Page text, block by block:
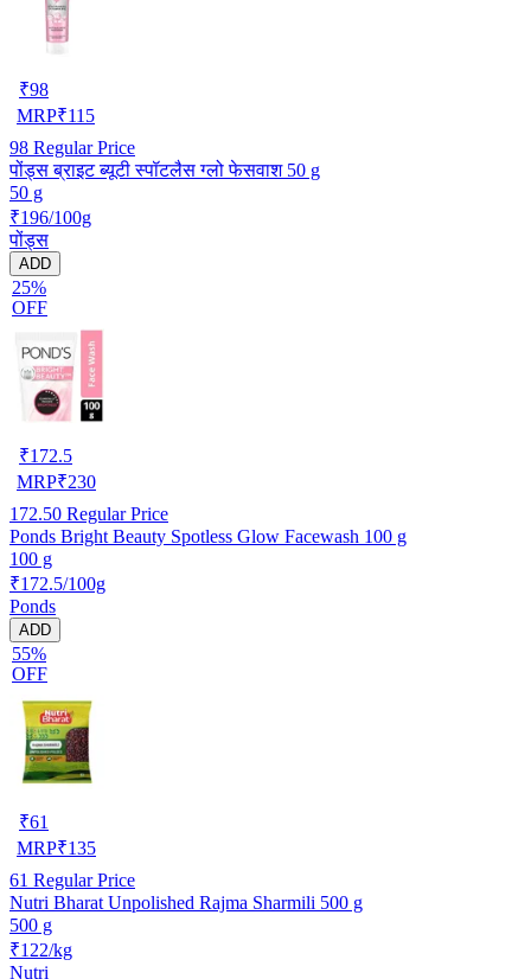
₹98
MRP₹115
98 Regular Price
पोंड्स ब्राइट ब्यूटी स्पॉटलैस ग्लो फेसवाश 50 g
50 g
₹196/100g
पोंड्स
ADD
25%
OFF
₹172.5
MRP₹230
172.50 Regular Price
Ponds Bright Beauty Spotless Glow Facewash 100 g
100 g
₹172.5/100g
Ponds
ADD
55%
OFF
₹61
MRP₹135
61 Regular Price
Nutri Bharat Unpolished Rajma Sharmili 500 g
500 g
₹122/kg
Nutri